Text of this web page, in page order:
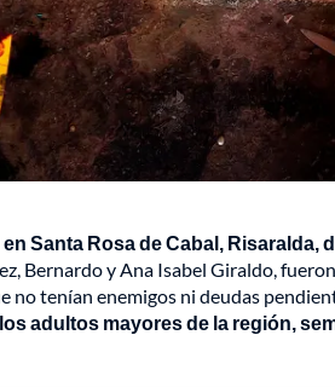
Santa Rosa de Cabal, Risaralda,
Bernardo y Ana Isabel Giraldo,
no tenían enemigos ni deudas
adultos mayores de la región,